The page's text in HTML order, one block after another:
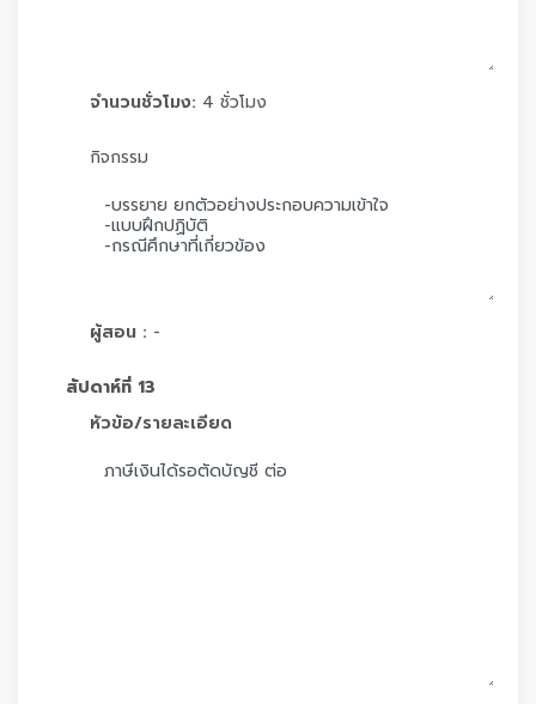
จำนวนชั่วโมง: 4 ชั่วโมง
กิจกรรม
ผู้สอน : -
สัปดาห์ที่ 13
หัวข้อ/รายละเอียด